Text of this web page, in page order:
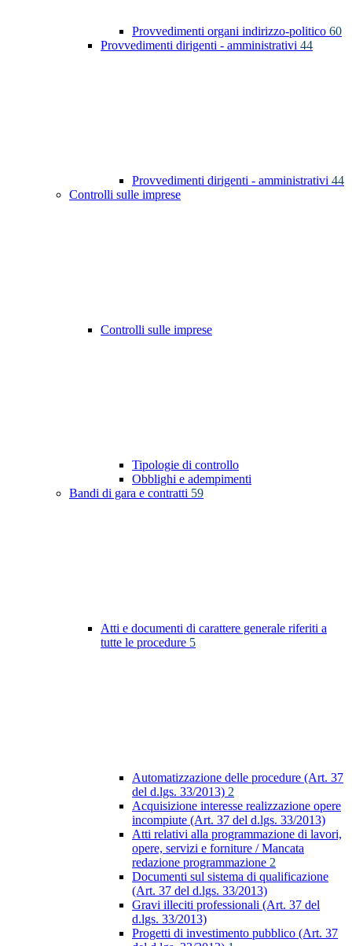
Provvedimenti organi indirizzo-politico 60
Provvedimenti dirigenti - amministrativi 44
Provvedimenti dirigenti - amministrativi 44
Controlli sulle imprese
Controlli sulle imprese
Tipologie di controllo
Obblighi e adempimenti
Bandi di gara e contratti 59
Atti e documenti di carattere generale riferiti a
tutte le procedure 5
Automatizzazione delle procedure (Art. 37
del d.lgs. 33/2013) 2
Acquisizione interesse realizzazione opere
incompiute (Art. 37 del d.lgs. 33/2013)
Atti relativi alla programmazione di lavori,
opere, servizi e forniture / Mancata
redazione programmazione 2
Documenti sul sistema di qualificazione
(Art. 37 del d.lgs. 33/2013)
Gravi illeciti professionali (Art. 37 del
d.lgs. 33/2013)
Progetti di investimento pubblico (Art. 37